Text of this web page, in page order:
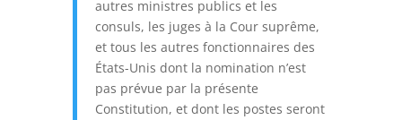
autres ministres publics et les
consuls, les juges à la Cour suprême,
et tous les autres fonctionnaires des
États-Unis dont la nomination n’est
pas prévue par la présente
Constitution, et dont les postes seront